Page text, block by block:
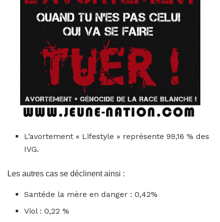
L’avortement « Lifestyle » représente 99,16 % des
IVG.
Les autres cas se déclinent ainsi :
Santéde la mère en danger : 0,42%
Viol : 0,22 %